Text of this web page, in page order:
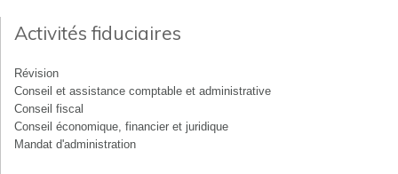
Activités fiduciaires
Révision
Conseil et assistance comptable et administrative
Conseil fiscal
Conseil économique, financier et juridique
Mandat d'administration